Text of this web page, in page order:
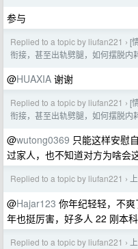
参与
Replied to a topic by liufan221 › [
衔接，甚至出轨劈腿，如何摆脱内
@HUAXIA 谢谢
Replied to a topic by liufan221 › [
衔接，甚至出轨劈腿，如何摆脱内
@wutong0369 只能这样安慰
过家人，也不知道对方为啥会
Replied to a topic by liufan221 ›
@Hajar123 你年纪轻轻，不
年也挺厉害，好多人 22 刚本
Replied to a topic by liufan221 ›